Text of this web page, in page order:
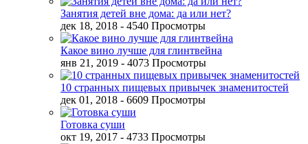
Занятия детей вне дома: да или нет?
дек 18, 2018 - 4540 Просмотры
Какое вино лучше для глинтвейна
янв 21, 2019 - 4073 Просмотры
10 странных пищевых привычек знаменитостей
дек 01, 2018 - 6609 Просмотры
Готовка суши
окт 19, 2017 - 4733 Просмотры